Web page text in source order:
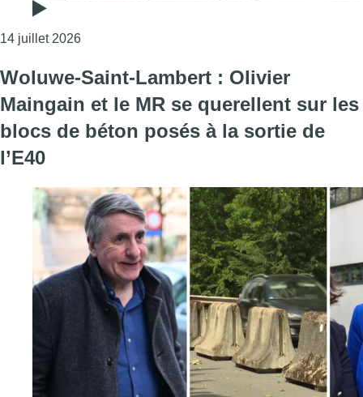
14 juillet 2026Consulter l'article "“C’est irresponsable”: un
Woluwe-Saint-Lambert : Olivier
Maingain et le MR se querellent sur les
blocs de béton posés à la sortie de
l’E40